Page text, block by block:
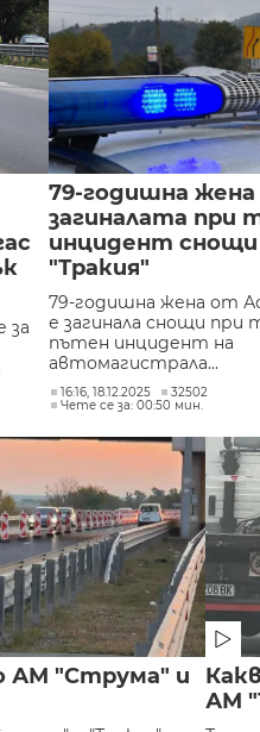
за
79-годишна жена
загиналата при
инцидент
"Тракия"
79-годишна жена от
е загинала снощи при
пътен инцидент на
автомагистрала...
16:16, 18.12.2025
32502
Чете се за: 00:50 мин.
АМ "Струма" и
АМ